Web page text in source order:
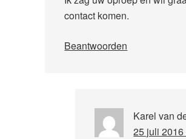
contact komen.
Beantwoorden
Karel van
25 juli 2016